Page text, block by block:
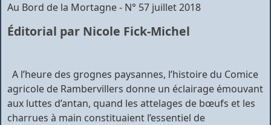
Au Bord de la Mortagne - N° 57 juillet 2018
Éditorial par Nicole Fick-Michel
A l’heure des grognes paysannes, l’histoire du Comice
agricole de Rambervillers donne un éclairage émouvant
aux luttes d’antan, quand les attelages de bœufs et les
charrues à main constituaient l’essentiel de